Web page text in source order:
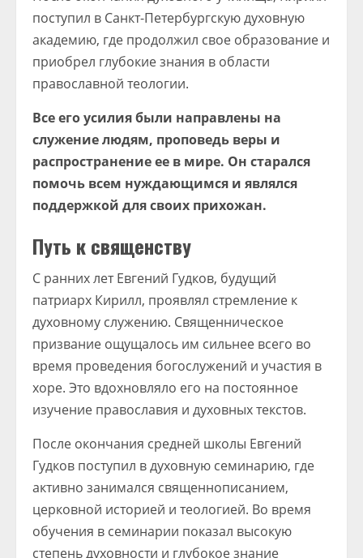
поступил в Санкт-Петербургскую духовную
академию, где продолжил свое образование и
приобрел глубокие знания в области
православной теологии.
Все его усилия были направлены на
служение людям, проповедь веры и
распространение ее в мире. Он старался
помочь всем нуждающимся и являлся
поддержкой для своих прихожан.
Путь к священству
С ранних лет Евгений Гудков, будущий
патриарх Кирилл, проявлял стремление к
духовному служению. Священническое
призвание ощущалось им сильнее всего во
время проведения богослужений и участия в
хоре. Это вдохновляло его на постоянное
изучение православия и духовных текстов.
После окончания средней школы Евгений
Гудков поступил в духовную семинарию, где
активно занимался священнописанием,
церковной историей и теологией. Во время
обучения в семинарии показал высокую
степень духовности и глубокое знание